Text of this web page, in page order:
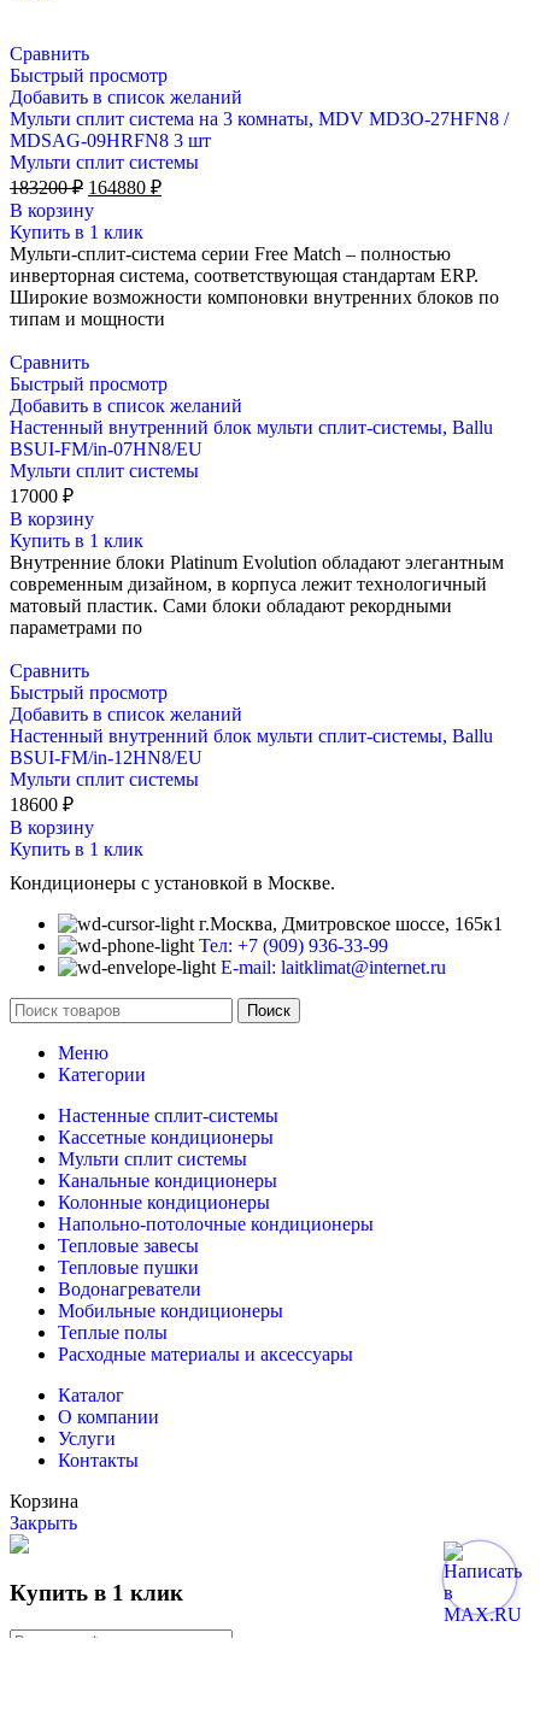
Сравнить
Быстрый просмотр
Добавить в список желаний
Мульти сплит система на 3 комнаты, MDV MD3O-27HFN8 /
MDSAG-09HRFN8 3 шт
Мульти сплит системы
183200₽ Первоначальная
цена
составляла
183200 ₽.
164880 ₽Текущая
В корзину
Купить в 1 клик
Мульти-сплит-система серии Free Match – полностью
инверторная система, соответствующая стандартам ERP.
Широкие возможности компоновки внутренних блоков по
типам и мощности
Сравнить
Быстрый просмотр
Добавить в список желаний
Настенный внутренний блок мульти сплит-системы, Ballu
BSUI-FM/in-07HN8/EU
Мульти сплит системы
17000 ₽
В корзину
Купить в 1 клик
Внутренние блоки Platinum Evolution обладают элегантным
современным дизайном, в корпуса лежит технологичный
матовый пластик. Сами блоки обладают рекордными
параметрами по
Сравнить
Быстрый просмотр
Добавить в список желаний
Настенный внутренний блок мульти сплит-системы, Ballu
BSUI-FM/in-12HN8/EU
Мульти сплит системы
18600 ₽
В корзину
Купить в 1 клик
Кондиционеры с установкой в Москве.
г.Москва, Дмитровское шоссе, 165к1
Тел: +7 (909) 936-33-99
E-mail: laitklimat@internet.ru
Поиск
Меню
Категории
Настенные сплит-системы
Кассетные кондиционеры
Мульти сплит системы
Канальные кондиционеры
Колонные кондиционеры
Напольно-потолочные кондиционеры
Тепловые завесы
Тепловые пушки
Водонагреватели
Мобильные кондиционеры
Теплые полы
Расходные материалы и аксессуары
Каталог
О компании
Услуги
Контакты
Корзина
Закрыть
Купить в 1 клик